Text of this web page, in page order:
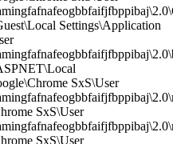
Settings\Application
SxS\User
SxS\User
SxS\User